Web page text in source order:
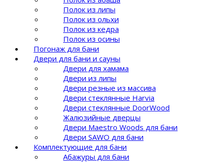
Полок из липы
Полок из ольхи
Полок из кедра
Полок из осины
Погонаж для бани
Двери для бани и сауны
Двери для хамама
Двери из липы
Двери резные из массива
Двери стеклянные Harvia
Двери стеклянные DoorWood
Жалюзийные дверцы
Двери Maestro Woods для бани
Двери SAWO для бани
Комплектующие для бани
Абажуры для бани